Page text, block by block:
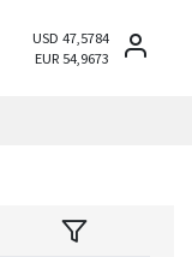
USD 47,5784
EUR 54,9673